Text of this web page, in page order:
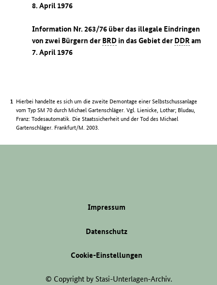
8. April 1976
Information Nr. 263/76 über das illegale Eindringen
von zwei Bürgern der BRD in das Gebiet der DDRam
7. April 1976
Hierbei handelte es sich um die zweite Demontage einer Selbstschussanlage
vom Typ SM 70 durch Michael Gartenschläger. Vgl. Lienicke, Lothar; Bludau,
Franz: Todesautomatik. Die Staatssicherheit und der Tod des Michael
Gartenschläger. Frankfurt/M. 2003.
Impressum
Datenschutz
Cookie-Einstellungen
© Copyright by Stasi-Unterlagen-Archiv.